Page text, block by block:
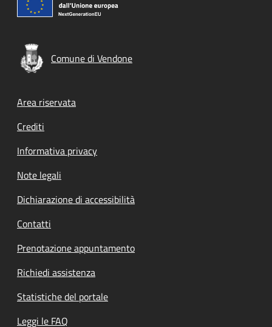
Comune di Vendone
Footer menu
Area riservata
Crediti
Informativa privacy
Note legali
Dichiarazione di accessibilità
Contatti
Prenotazione appuntamento
Richiedi assistenza
Statistiche del portale
Leggi le FAQ